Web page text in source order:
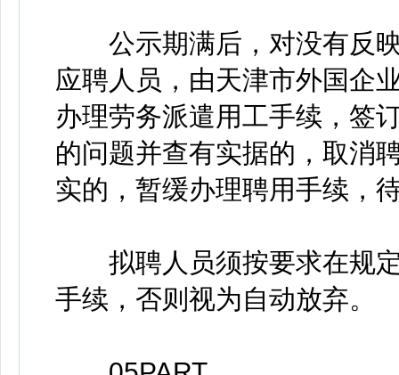
公示期满后，对没有反映
应聘人员，由天津市外国企
办理劳务派遣用工手续，签
的问题并查有实据的，取消
实的，暂缓办理聘用手续，
拟聘人员须按要求在规定
手续，否则视为自动放弃。